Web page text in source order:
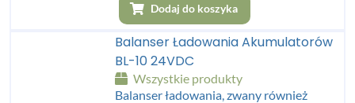
Dodaj do koszyka
Balanser Ładowania Akumulatorów
BL-10 24VDC
Wszystkie produkty
Balanser ładowania, zwany również